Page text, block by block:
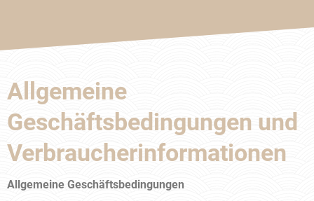
Allgemeine
Geschäftsbedingungen und
Verbraucherinformationen
Allgemeine Geschäftsbedingungen